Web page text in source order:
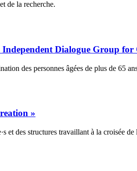
de la recherche.
Dialogue Group for
des personnes âgées de plus de 65
»
et des structures travaillant à la croisée